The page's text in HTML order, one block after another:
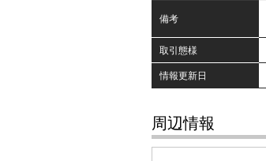
備考
取引態様
情報更新日
周辺情報